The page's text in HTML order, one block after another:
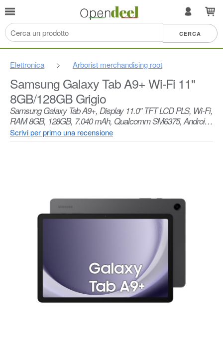
Elettronica > Arborist merchandising root
Samsung Galaxy Tab A9+ Wi-Fi 11"
8GB/128GB Grigio
Samsung Galaxy Tab A9+, Display 11.0" TFT LCD PLS, Wi-Fi,
RAM 8GB, 128GB, 7.040 mAh, Qualcomm SM6375, Android
13, Gray, [Versione italiana] 2023
Scrivi per primo una recensione